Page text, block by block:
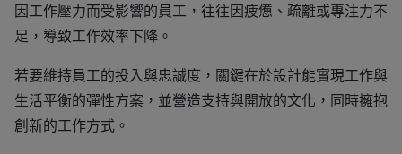
因工作壓力而受影響的員工，往往因疲憊、疏離或專注力不
足，導致工作效率下降。
若要維持員工的投入與忠誠度，關鍵在於設計能實現工作與
生活平衡的彈性方案，並營造支持與開放的文化，同時擁抱
創新的工作方式。